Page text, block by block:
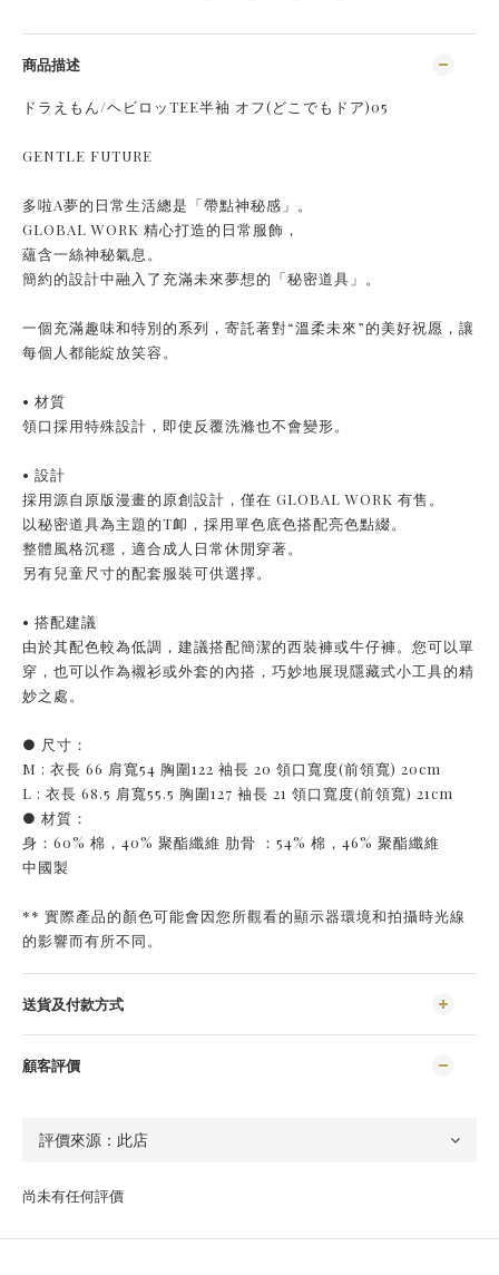
商品描述
ドラえもん/ヘビロッTEE半袖 オフ(どこでもドア)05
GENTLE FUTURE
多啦A夢的日常生活總是「帶點神秘感」。
GLOBAL WORK 精心打造的日常服飾，
蘊含一絲神秘氣息。
簡約的設計中融入了充滿未來夢想的「秘密道具」。
一個充滿趣味和特別的系列，寄託著對“溫柔未來”的美好祝愿，讓
每個人都能綻放笑容。
• 材質
領口採用特殊設計，即使反覆洗滌也不會變形。
• 設計
採用源自原版漫畫的原創設計，僅在 GLOBAL WORK 有售。
以秘密道具為主題的T卹，採用單色底色搭配亮色點綴。
整體風格沉穩，適合成人日常休閒穿著。
另有兒童尺寸的配套服裝可供選擇。
• 搭配建議
由於其配色較為低調，建議搭配簡潔的西裝褲或牛仔褲。您可以單
穿，也可以作為襯衫或外套的內搭，巧妙地展現隱藏式小工具的精
妙之處。
● 尺寸：
M : 衣長 66 肩寬54 胸圍122 袖長 20 領口寬度(前領寬) 20cm
L : 衣長 68.5 肩寬55.5 胸圍127 袖長 21 領口寬度(前領寬) 21cm
● 材質：
身：60% 棉，40% 聚酯纖維 肋骨 ：54% 棉，46% 聚酯纖維
中國製
** 實際產品的顏色可能會因您所觀看的顯示器環境和拍攝時光線
的影響而有所不同。
送貨及付款方式
顧客評價
尚未有任何評價